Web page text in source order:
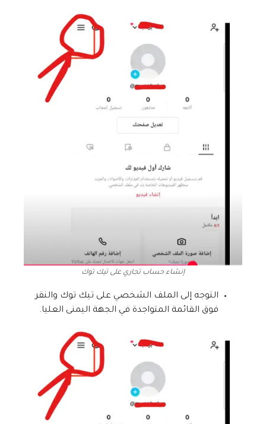
إنشاء حساب تجاري على تيك توك
التوجه إلى الملف الشخصي على تيك توك والنقر
فوق القائمة المتواجدة في الجهة اليمنى العليا.